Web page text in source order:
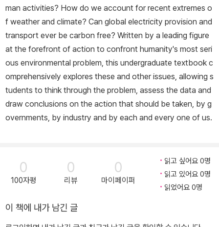
man activities? How do we account for recent extremes o
f weather and climate? Can global electricity provision and
transport ever be carbon free? Written by a leading figure
at the forefront of action to confront humanity's most seri
ous environmental problem, this undergraduate textbook c
omprehensively explores these and other issues, allowing s
tudents to think through the problem, assess the data and
draw conclusions on the action that should be taken, by g
overnments, by industry and by each and every one of us.
0
100자평
0
리뷰
0
마이페이퍼
읽고 싶어요 0명
읽고 있어요 0명
읽었어요 0명
이 책에 내가 남긴 글